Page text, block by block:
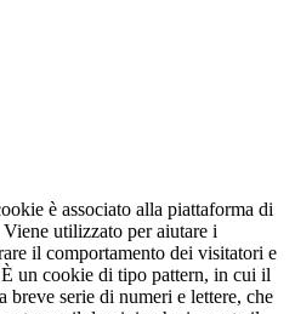
è associato alla piattaforma di
utilizzato per aiutare i
il comportamento dei visitatori e
un cookie di tipo pattern, in cui il
breve serie di numeri e lettere, che